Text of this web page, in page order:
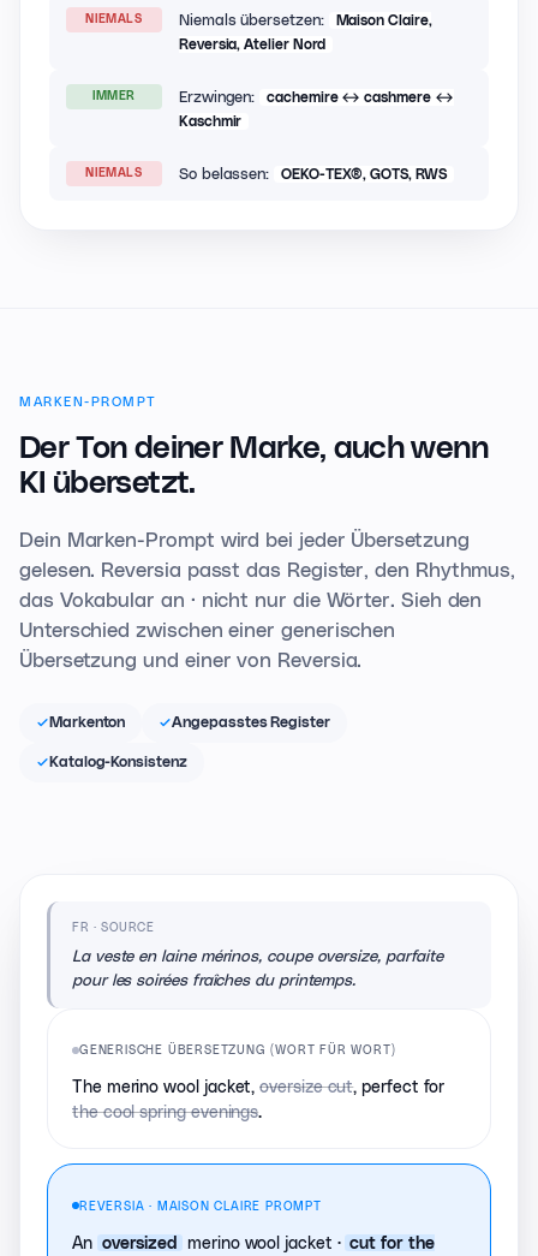
NIEMALS Niemals übersetzen:
Maison Claire,
Reversia, Atelier Nord
IMMER Erzwingen:
cachemire ↔ cashmere ↔
Kaschmir
NIEMALS So belassen: OEKO-TEX®, GOTS, RWS
MARKEN-PROMPT
Der Ton deiner Marke, auch wenn
KI übersetzt.
Dein Marken-Prompt wird bei jeder Übersetzung
gelesen. Reversia passt das Register, den Rhythmus,
das Vokabular an · nicht nur die Wörter. Sieh den
Unterschied zwischen einer generischen
Übersetzung und einer von Reversia.
Markenton Angepasstes Register
Katalog-Konsistenz
FR · SOURCE
La veste en laine mérinos, coupe oversize, parfaite
pour les soirées fraîches du printemps.
GENERISCHE ÜBERSETZUNG (WORT FÜR WORT)
The merino wool jacket,oversize cut, perfect for
the cool spring evenings.
REVERSIA · MAISON CLAIRE PROMPT
An oversized merino wool jacket · cut for the